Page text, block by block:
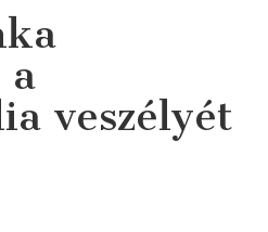
a
veszélyét